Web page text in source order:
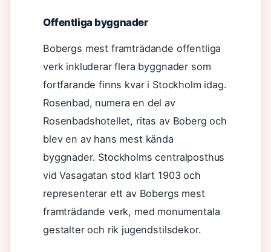
Offentliga byggnader
Bobergs mest framträdande offentliga
verk inkluderar flera byggnader som
fortfarande finns kvar i Stockholm idag.
Rosenbad, numera en del av
Rosenbadshotellet, ritas av Boberg och
blev en av hans mest kända
byggnader. Stockholms centralposthus
vid Vasagatan stod klart 1903 och
representerar ett av Bobergs mest
framträdande verk, med monumentala
gestalter och rik jugendstilsdekor.